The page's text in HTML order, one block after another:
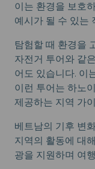
이는 환경을 보호
예시가 될 수 있는
탐험할 때 환경을
자전거 투어와 같
어도 있습니다. 이
이런 투어는 하노
제공하는 지역 가
베트남의 기후 변
지역의 활동에 대
광을 지원하며 여